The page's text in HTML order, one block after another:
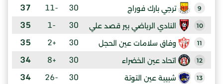
9 ترجي بارك فوراج 30
-11
37
10 النادي الرياضي بير قصد علي 30
-1
35
11 وفاق سلامات عين الحجل 30
+2
35
12 اتحاد عين الخضراء 30
+8
34
13 شبيبة عين التوتة 30
-26
34